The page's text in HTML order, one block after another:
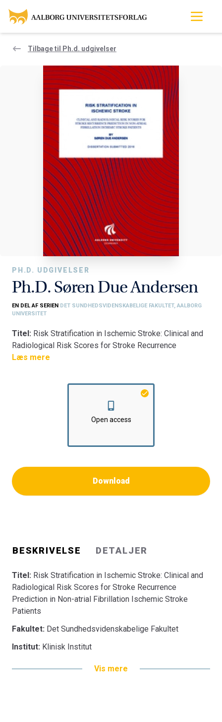
Tilbage til Ph.d. udgivelser
PH.D. UDGIVELSER
Ph.D. Søren Due Andersen
EN DEL AF SERIEN DET SUNDHEDSVIDENSKABELIGE FAKULTET, AALBORG
UNIVERSITET
Titel: Risk Stratification in Ischemic Stroke: Clinical and
Radiological Risk Scores for Stroke Recurrence
Prediction in Non-atrial Fibrillation Ischemic Stroke
Det Sundhedsvidenskabelige Fakultet
Læs mere
Open access
Download
BESKRIVELSE DETALJER
Titel: Risk Stratification in Ischemic Stroke: Clinical and
Radiological Risk Scores for Stroke Recurrence
Prediction in Non-atrial Fibrillation Ischemic Stroke
Patients
Fakultet: Det Sundhedsvidenskabelige Fakultet
Institut: Klinisk Institut
Vis mere